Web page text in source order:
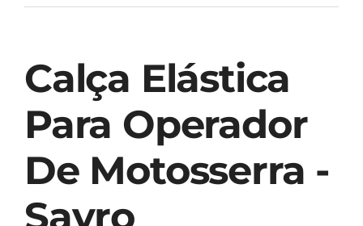
Calça Elástica
Para Operador
De Motosserra -
Sayro